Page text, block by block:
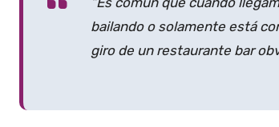
bailando o solamente está
giro de un restaurante bar